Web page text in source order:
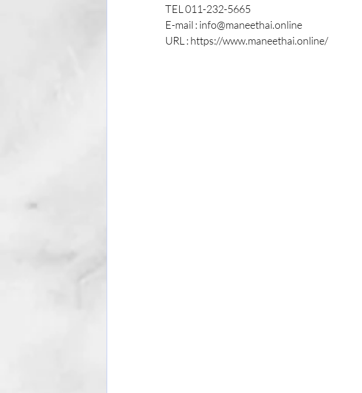
TEL 011-232-5665
E-mail : info@maneethai.online
URL : https://www.maneethai.online/